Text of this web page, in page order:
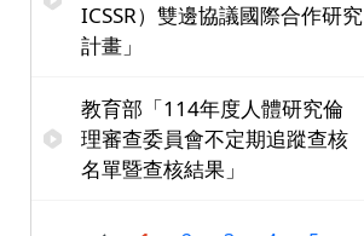
ICSSR）雙邊協議國際合作研究
計畫」
教育部「114年度人體研究倫
理審查委員會不定期追蹤查核
名單暨查核結果」